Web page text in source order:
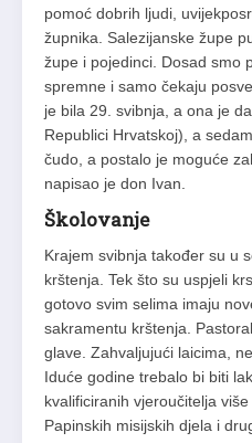
pomoć dobrih ljudi,
župnika. Salezijanske župe
župe i pojedinci. Dosad smo
spremne i samo čekaju
je bila 29. svibnja, a ona je
Republici Hrvatskoj), a
čudo, a postalo je moguće
napisao je don Ivan.
Školovanje
Krajem svibnja također su u
krštenja. Tek što su uspjeli
gotovo svim selima imaju
sakramentu krštenja.
glave. Zahvaljujući laicima,
Iduće godine trebalo bi biti
kvalificiranih vjeroučitelja
Papinskih misijskih djela i